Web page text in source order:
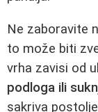
Ne zaboravite
to može biti
vrha zavisi od
podloga ili
sakriva